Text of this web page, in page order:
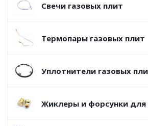
Свечи газовых плит
Термопары газовых плит
Уплотнители газовых
Жиклеры и форсунки для